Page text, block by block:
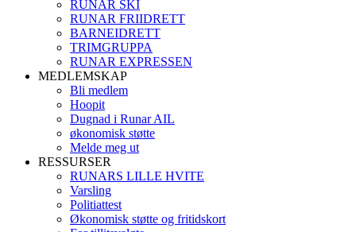
RUNAR SKI
RUNAR FRIIDRETT
BARNEIDRETT
TRIMGRUPPA
RUNAR EXPRESSEN
MEDLEMSKAP
Bli medlem
Hoopit
Dugnad i Runar AIL
økonomisk støtte
Melde meg ut
RESSURSER
RUNARS LILLE HVITE
Varsling
Politiattest
Økonomisk støtte og fritidskort